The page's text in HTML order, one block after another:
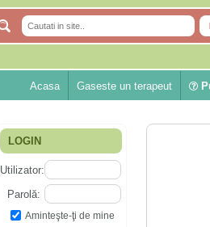
Acasa Gaseste un terapeut
LOGIN
Utilizator:
Parolă:
Aminteşte-ţi de mine